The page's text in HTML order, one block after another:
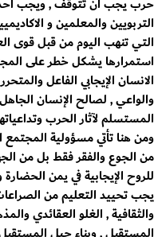
التربويين والمعلمين و
التي تنهب اليوم من قبل قوى
استمرارها يشكل خطر على
الانسان الإيجابي الفاعل
والواعي , لصالح الإنسان
المستسلم لآثار الحرب
ومن هنا تأتي مسؤولية المجتمع
من الجوع والفقر فقط بل من
للروح الإيجابية في يمن الحضارة
يجب تحييد التعليم من
والثقافية , الغلو العقائدي